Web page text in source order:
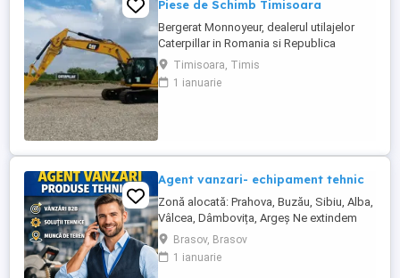
Piese de Schimb Timisoara
Bergerat Monnoyeur, dealerul utilajelor
Caterpillar in Romania si Republica
Moldova, angajeaza Reprezentant Vanzari
Service si Piese de Schimb, pentru divizia
de utilaje. Cerinte: Studii superioare în
Timisoara, Timis
1 ianuarie
Agent vanzari- echipament tehnic
Zonă alocată: Prahova, Buzău, Sibiu, Alba,
Vâlcea, Dâmbovița, Argeș Ne extindem
echipa de vânzări și căutăm un Agent
Vânzări Soluții Tehnice, orientat către
rezultate, cu experiență în vânzări B2B și
Brasov, Brasov
1 ianuarie